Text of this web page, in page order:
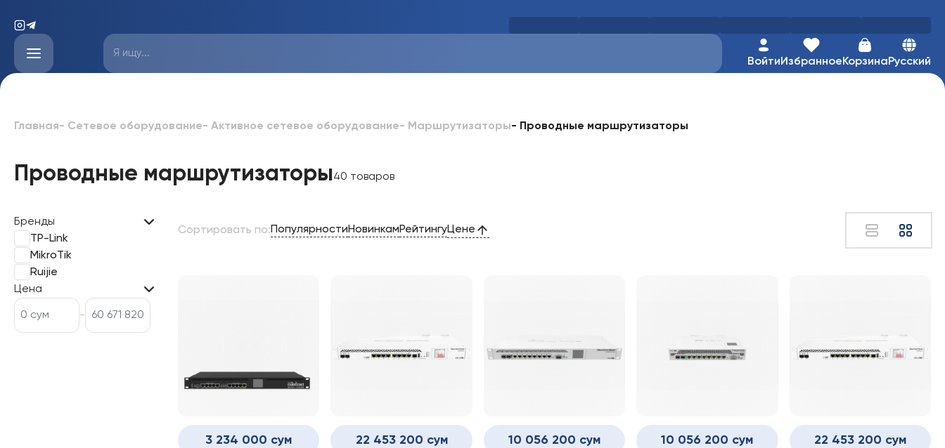
ВойтиИзбранноеКорзинаРусский
Главная- Сетевое оборудование- Активное сетевое оборудование- Маршрутизаторы- Проводные маршрутизаторы
Проводные маршрутизаторы40 товаров
Бренды
TP-Link
MikroTik
Ruijie
Цена
-
Сортировать по:ПопулярностиНовинкамРейтингуЦене
3 234 000 сум 22 453 200 сум 10 056 200 сум 10 056 200 сум 22 453 200 сум